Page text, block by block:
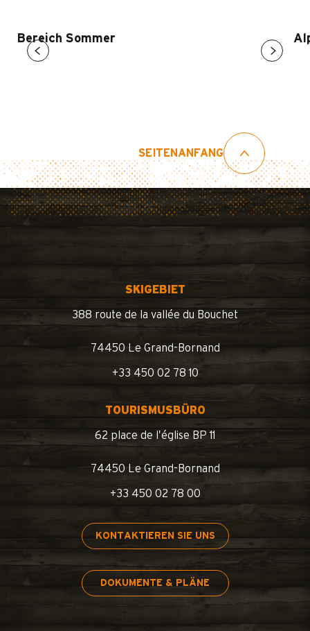
Bereich Sommer
SEITENANFANG
SKIGEBIET
388 route de la vallée du Bouchet
74450 Le Grand-Bornand
+33 450 02 78 10
TOURISMUSBÜRO
62 place de l’église BP 11
74450 Le Grand-Bornand
+33 450 02 78 00
KONTAKTIEREN SIE UNS
DOKUMENTE & PLÄNE